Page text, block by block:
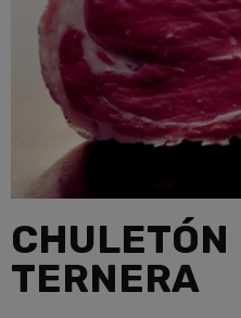
CHULETÓN
TERNERA